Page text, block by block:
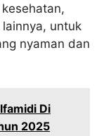
untuk
nyaman dan
Di
2025